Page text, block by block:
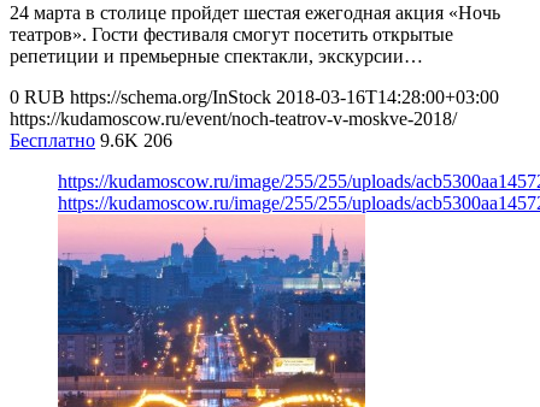
24 марта в столице пройдет шестая ежегодная акция «Ночь
театров». Гости фестиваля смогут посетить открытые
репетиции и премьерные спектакли, экскурсии…
0 RUB https://schema.org/InStock 2018-03-16T14:28:00+03:00
https://kudamoscow.ru/event/noch-teatrov-v-moskve-2018/
Бесплатно 9.6K 206
https://kudamoscow.ru/image/255/255/uploads/
https://kudamoscow.ru/image/255/255/uploads/